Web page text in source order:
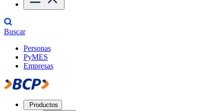
Buscar
Personas
PyMES
Empresas
Productos